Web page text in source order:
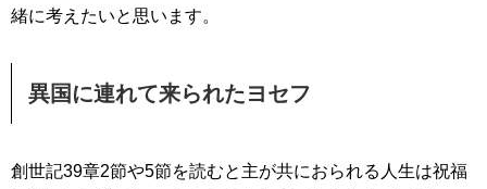
緒に考えたいと思います。
異国に連れて来られたヨセフ
創世記39章2節や5節を読むと主が共におられる人生は祝福